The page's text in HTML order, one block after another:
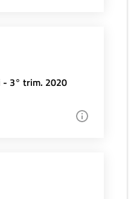
- 3° trim. 2020